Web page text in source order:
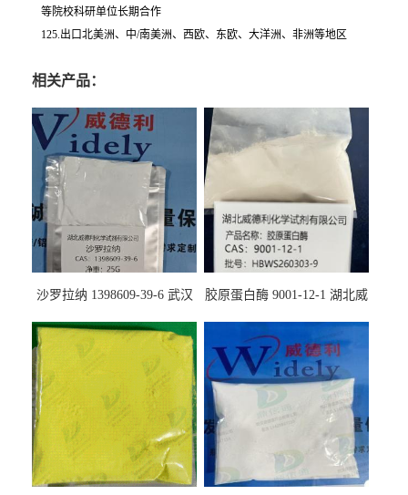
等院校科研单位长期合作
125.出口北美洲、中/南美洲、西欧、东欧、大洋洲、非洲等地区
相关产品：
沙罗拉纳 1398609-39-6 武汉
胶原蛋白酶 9001-12-1 湖北威